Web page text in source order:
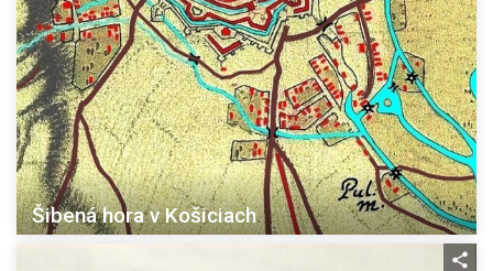
Šibená hora v Košiciach